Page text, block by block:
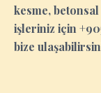
kesme,
işleriniz için
bize